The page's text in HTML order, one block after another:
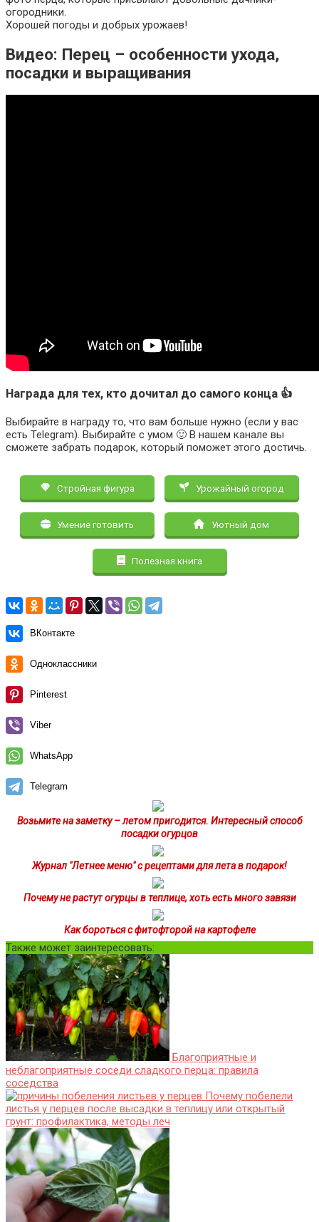
огородники.
Хорошей погоды и добрых урожаев!
Видео: Перец – особенности ухода,
посадки и выращивания
Награда для тех, кто дочитал до самого конца 👍
Выбирайте в награду то, что вам больше нужно (если у вас
есть Telegram). Выбирайте с умом 🙂 В нашем канале вы
сможете забрать подарок, который поможет этого достичь.
Стройная фигура Урожайный огород
Умение готовить Уютный дом
Полезная книга
ВКонтакте
Одноклассники
Pinterest
Viber
WhatsApp
Telegram
Возьмите на заметку – летом пригодится. Интересный способ
посадки огурцов
Журнал "Летнее меню" с рецептами для лета в подарок!
Почему не растут огурцы в теплице, хоть есть много завязи
Как бороться с фитофторой на картофеле
Также может заинтересовать:
Благоприятные и
неблагоприятные соседи сладкого перца: правила
соседства
Почему побелели
листья у перцев после высадки в теплицу или открытый
грунт: профилактика, методы леч